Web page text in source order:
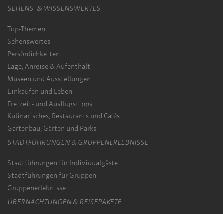
SEHENS- & WISSENSWERTES
Top-Themen
Sehenswertes
Persönlichkeiten
Lage, Anreise & Aufenthalt
Museen und Ausstellungen
Einkaufen und Leben
Freizeit- und Ausflugstipps
Kulinarisches, Restaurants und Cafés
Gartenbau, Gärten und Parks
STADTFÜHRUNGEN & GRUPPENERLEBNISSE
Stadtführungen für Individualgäste
Stadtführungen für Gruppen
Gruppenerlebnisse
ÜBERNACHTUNGEN & REISEPAKETE